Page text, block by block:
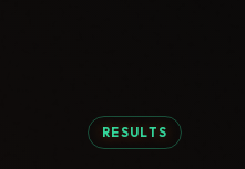
LINEシス